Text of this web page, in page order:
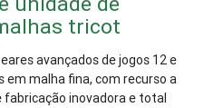
tricot
avançados de jogos 12 e
em malha fina, com recurso a
fabricação inovadora e total